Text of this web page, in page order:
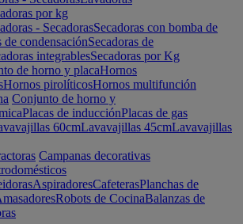
por kg
- SecadorasSecadoras con bomba de
de condensaciónSecadoras de
integrablesSecadoras por Kg
de horno y placaHornos
Hornos pirolíticosHornos multifunción
Conjunto de horno y
Placas de inducciónPlacas de gas
60cmLavavajillas 45cmLavavajillas
Campanas decorativas
AspiradoresCafeterasPlanchas de
Robots de CocinaBalanzas de